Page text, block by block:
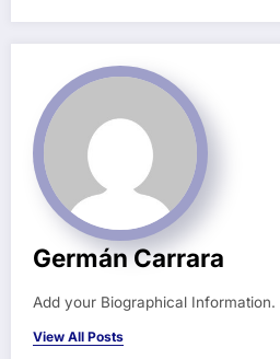
Germán Carrara
Add your Biographical Information.
View All Posts